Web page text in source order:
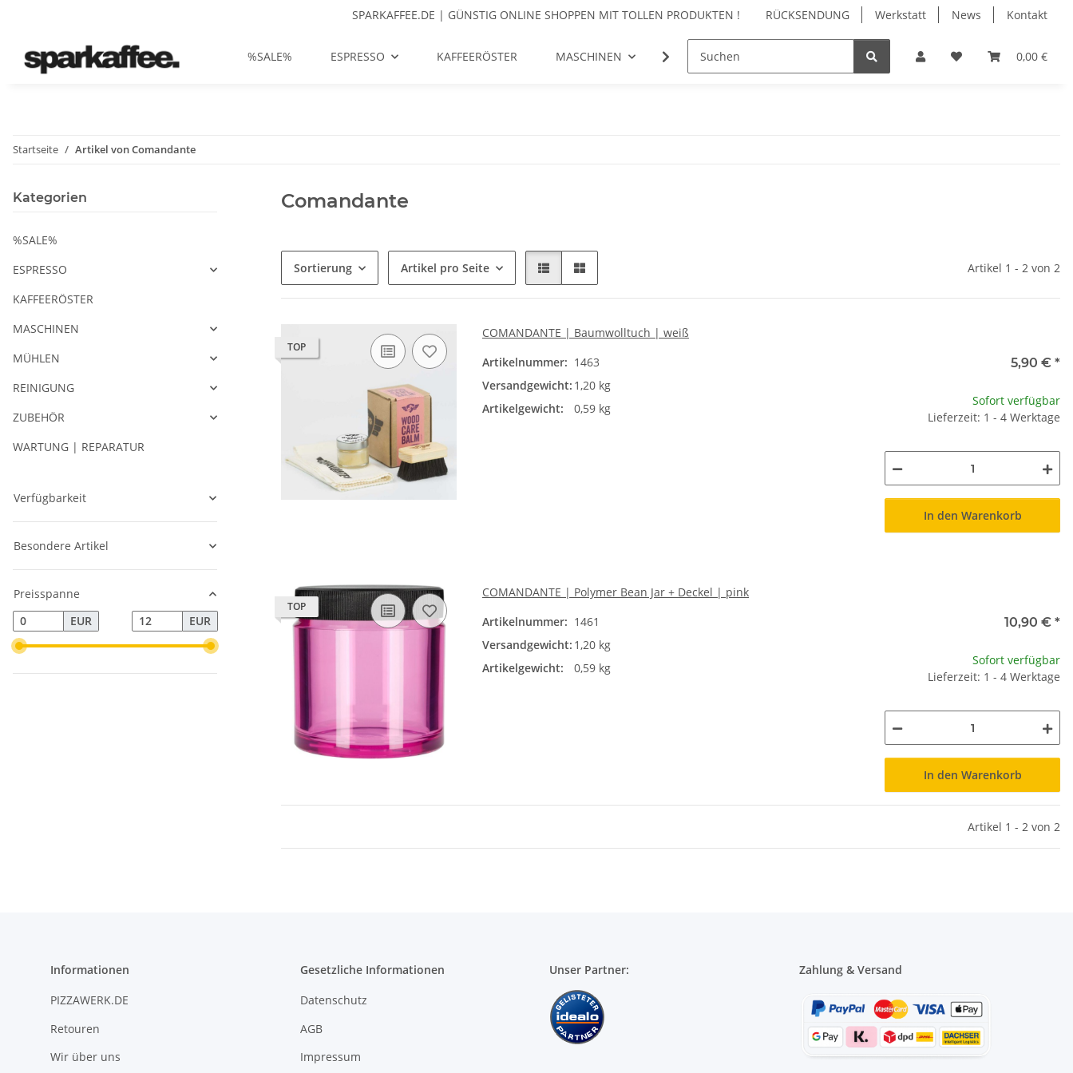
RÜCKSENDUNG Werkstatt News Kontakt
SPARKAFFEE.DE | GÜNSTIG ONLINE SHOPPEN MIT TOLLEN PRODUKTEN !
0,00 €
%SALE% ESPRESSO KAFFEERÖSTER MASCHINEN MÜHLEN ZUBEHÖR WARTUNG |
Startseite Artikel von Comandante
Comandante
Sortierung Artikel pro Seite Artikel 1 - 2 von 2
TOP
COMANDANTE | Baumwolltuch | weiß
Artikelnummer: 1463
Versandgewicht: 1,20 kg
Artikelgewicht:
0,59 kg
5,90 € *
Sofort verfügbar
Lieferzeit: 1 - 4 Werktage
In den Warenkorb
TOP
COMANDANTE | Polymer Bean Jar + Deckel | pink
Artikelnummer: 1461
Versandgewicht: 1,20 kg
Artikelgewicht:
0,59 kg
10,90 € *
Sofort verfügbar
Lieferzeit: 1 - 4 Werktage
In den Warenkorb
Artikel 1 - 2 von 2
Kategorien
%SALE%
ESPRESSO
KAFFEERÖSTER
MASCHINEN
MÜHLEN
REINIGUNG
ZUBEHÖR
WARTUNG | REPARATUR
Verfügbarkeit
Besondere Artikel
Preisspanne
EUR
EUR
Informationen
PIZZAWERK.DE
Retouren
Wir über uns
Gesetzliche Informationen
Datenschutz
AGB
Impressum
Unser Partner: Zahlung & Versand